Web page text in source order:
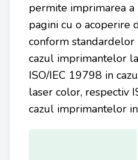
permite imprimarea
pagini cu o acoperire
conform standardelor
cazul imprimantelor
ISO/IEC 19798 in
laser color, respectiv
cazul imprimantelor